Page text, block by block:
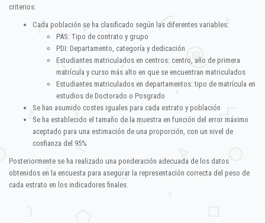
criterios:
Cada población se ha clasificado según las diferentes variables:
PAS: Tipo de contrato y grupo
PDI: Departamento, categoría y dedicación
Estudiantes matriculados en centros: centro, año de primera
matrícula y curso más alto en que se encuentran matriculados
Estudiantes matriculados en departamentos: tipo de matrícula en
estudios de Doctorado o Posgrado
Se han asumido costes iguales para cada estrato y población
Se ha establecido el tamaño de la muestra en función del error máximo
aceptado para una estimación de una proporción, con un nivel de
confianza del 95%
Posteriormente se ha realizado una ponderación adecuada de los datos
obtenidos en la encuesta para asegurar la representación correcta del peso de
cada estrato en los indicadores finales.